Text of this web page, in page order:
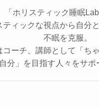
「ホリスティック睡眠Lab
ティックな視点から自分
不眠を克服。
コーチ、講師として「ち
分」を目指す人々をサポ